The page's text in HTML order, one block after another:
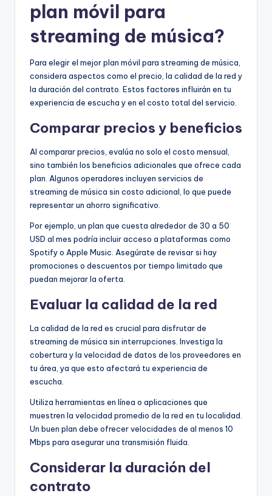
plan móvil para
streaming de música?
Para elegir el mejor plan móvil para streaming de música,
considera aspectos como el precio, la calidad de la red y
la duración del contrato. Estos factores influirán en tu
experiencia de escucha y en el costo total del servicio.
Comparar precios y beneficios
Al comparar precios, evalúa no solo el costo mensual,
sino también los beneficios adicionales que ofrece cada
plan. Algunos operadores incluyen servicios de
streaming de música sin costo adicional, lo que puede
representar un ahorro significativo.
Por ejemplo, un plan que cuesta alrededor de 30 a 50
USD al mes podría incluir acceso a plataformas como
Spotify o Apple Music. Asegúrate de revisar si hay
promociones o descuentos por tiempo limitado que
puedan mejorar la oferta.
Evaluar la calidad de la red
La calidad de la red es crucial para disfrutar de
streaming de música sin interrupciones. Investiga la
cobertura y la velocidad de datos de los proveedores en
tu área, ya que esto afectará tu experiencia de
escucha.
Utiliza herramientas en línea o aplicaciones que
muestren la velocidad promedio de la red en tu localidad.
Un buen plan debe ofrecer velocidades de al menos 10
Mbps para asegurar una transmisión fluida.
Considerar la duración del
contrato